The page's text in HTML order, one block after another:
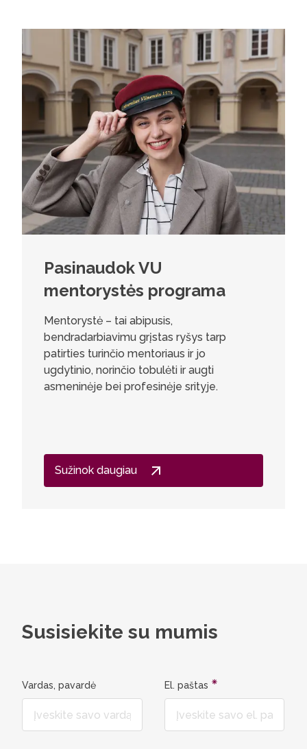
Pasinaudok VU
mentorystės programa
Mentorystė – tai abipusis,
bendradarbiavimu grįstas ryšys tarp
patirties turinčio mentoriaus ir jo
ugdytinio, norinčio tobulėti ir augti
asmeninėje bei profesinėje srityje.
Sužinok daugiau
Susisiekite su mumis
Vardas, pavardė El. paštas